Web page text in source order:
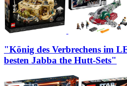
"König des Verbrechens im
besten Jabba the Hutt-Sets"